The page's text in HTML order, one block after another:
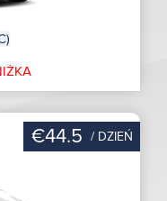
€44.5 / DZIEŃ